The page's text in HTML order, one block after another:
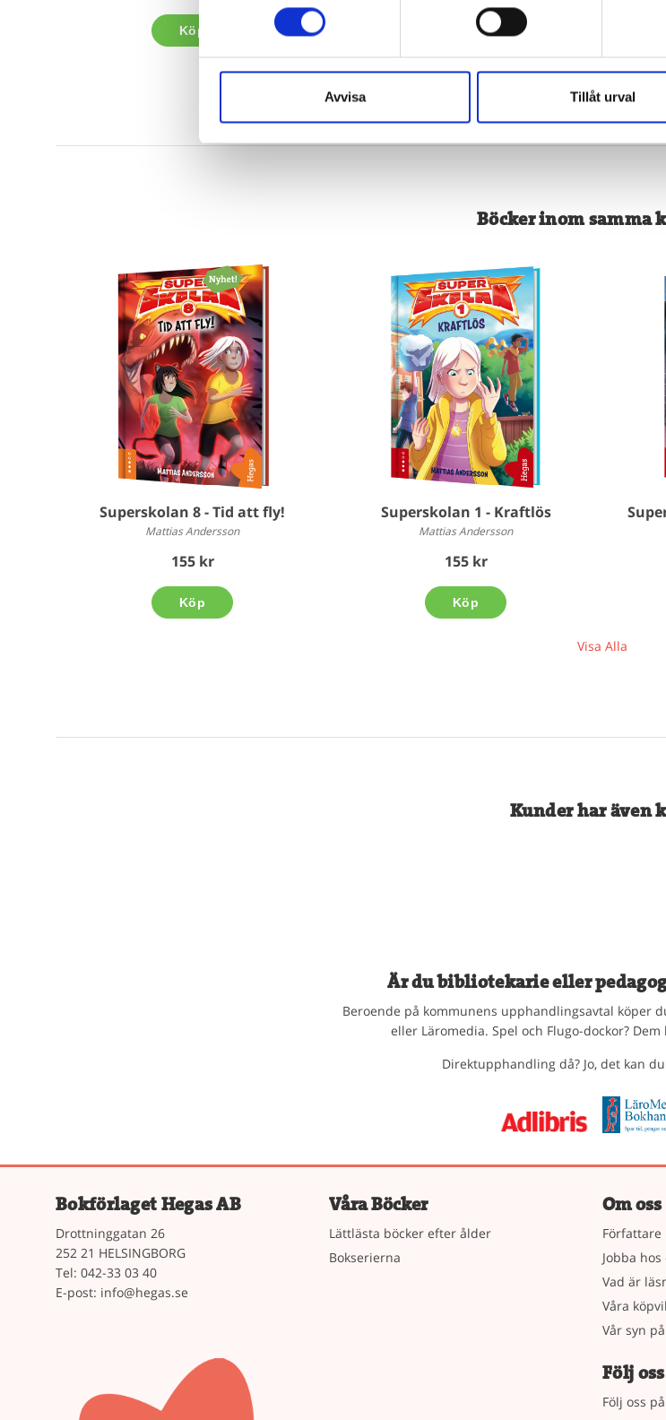
Avvisa Tillåt urval
Köp Köp
Böcker inom samma
Superskolan 8 - Tid att fly!
Mattias Andersson
155 kr
Köp
Superskolan 1 - Kraftlös
Mattias Andersson
155 kr
Köp
Visa Alla
Kunder har även
Är du bibliotekarie eller
Beroende på kommunens upphandlingsavtal köper
eller Läromedia. Spel och Flugo-dockor?
Direktupphandling då? Jo, det kan
Bokförlaget Hegas AB
Drottninggatan 26
252 21 HELSINGBORG
Tel: 042-33 03 40
E-post: info@hegas.se
Våra Böcker
Lättlästa böcker efter ålder
Bokserierna
Om oss
Författare
Jobba hos
Vad är
Våra
Vår syn
Följ oss
Följ oss